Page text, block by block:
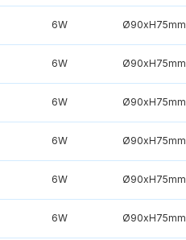
6W Ø90xH75mm
6W Ø90xH75mm
6W Ø90xH75mm
6W Ø90xH75mm
6W Ø90xH75mm
6W Ø90xH75mm